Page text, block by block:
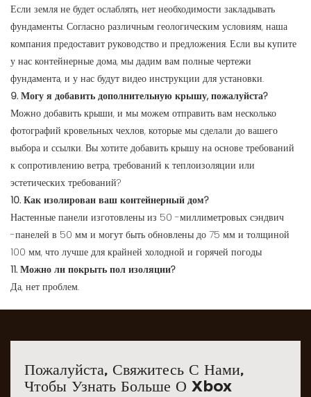
Если земля не будет ослаблять, нет необходимости закладывать
фундаменты. Согласно различным геологическим условиям, наша
компания предоставит руководство и предложения. Если вы купите
у нас контейнерные дома, мы дадим вам полные чертежи
фундамента, и у нас будут видео инструкции для установки.
9. Могу я добавить дополнительную крышу, пожалуйста?
Можно добавить крыши, и мы можем отправить вам несколько
фотографий кровельных чехлов, которые мы сделали до вашего
выбора и ссылки. Вы хотите добавить крышу на основе требований
к сопротивлению ветра, требований к теплоизоляции или
эстетических требований?
10. Как изолирован ваш контейнерный дом?
Настенные панели изготовлены из 50 -миллиметровых сэндвич
-панелей в 50 мм и могут быть обновлены до 75 мм и толщиной
100 мм, что лучше для крайней холодной и горячей погоды
11. Можно ли покрыть пол изоляции?
Да, нет проблем.
Пожалуйста, Свяжитесь С Нами,
Чтобы Узнать Больше О Xbox